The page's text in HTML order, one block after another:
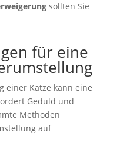
sollten Sie
für eine
einer Katze kann eine
Geduld und
Methoden
auf